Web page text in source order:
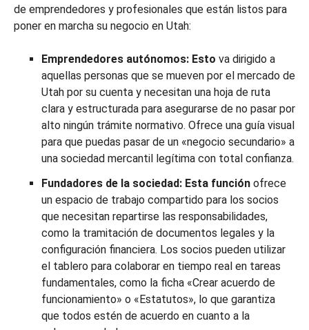
de emprendedores y profesionales que están listos para
poner en marcha su negocio en Utah:
Emprendedores autónomos: Esto va dirigido a
aquellas personas que se mueven por el mercado de
Utah por su cuenta y necesitan una hoja de ruta
clara y estructurada para asegurarse de no pasar por
alto ningún trámite normativo. Ofrece una guía visual
para que puedas pasar de un «negocio secundario» a
una sociedad mercantil legítima con total confianza.
Fundadores de la sociedad: Esta función ofrece
un espacio de trabajo compartido para los socios
que necesitan repartirse las responsabilidades,
como la tramitación de documentos legales y la
configuración financiera. Los socios pueden utilizar
el tablero para colaborar en tiempo real en tareas
fundamentales, como la ficha «Crear acuerdo de
funcionamiento» o «Estatutos», lo que garantiza
que todos estén de acuerdo en cuanto a la